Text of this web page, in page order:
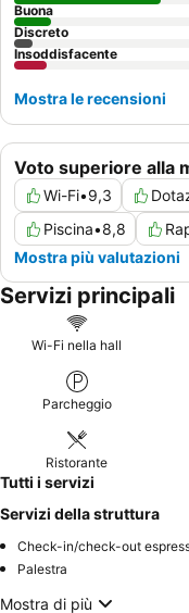
Voto superiore alla
Wi-Fi•9,3
Piscina•8,8
Mostra più valutazioni
Buona
Discreto
Insoddisfacente
Mostra le recensioni
Servizi principali
Wi-Fi nella hall
Parcheggio
Ristorante
Tutti i servizi
Servizi della struttura
Check-in/check-out
Palestra
Mostra di più